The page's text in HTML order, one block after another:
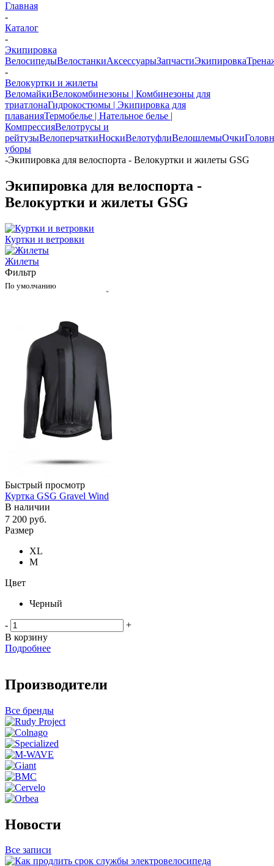
Главная
-
Каталог
-
Экипировка
ВелосипедыВелостанкиАксессуарыЗапчастиЭкипировка
-
Велокуртки и жилеты
ВеломайкиВелокомбинезоны | Комбинезоны для
триатлонаГидрокостюмы | Экипировка для
плаванияТермобелье | Нательное белье |
КомпрессияВелотрусы и
рейтузыВелоперчаткиНоскиВелотуфлиВелошлемыОчки
уборы
-Экипировка для велоспорта - Велокуртки и жилеты GSG
Экипировка для велоспорта -
Велокуртки и жилеты GSG
Куртки и ветровки
Жилеты
Фильтр
По умолчанию
Быстрый просмотр
Куртка GSG Gravel Wind
В наличии
7 200 руб.
Размер
XL
M
Цвет
Черный
-
+
В корзину
Подробнее
Производители
Все бренды
Новости
Все записи